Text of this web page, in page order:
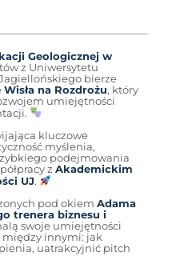
Geologicznej w
z Uniwersytetu
bierze
Wisła na Rozdrożu, który
umiejętności
kluczowe
myślenia,
podejmowania
z Akademickim
UJ.
pod okiem Adama
trenera biznesu i
swoje umiejętności
między innymi: jak
uatrakcyjnić pitch